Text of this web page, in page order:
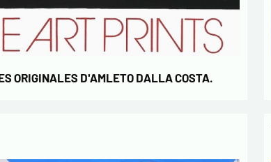
ORIGINALES D'AMLETO DALLA COSTA.